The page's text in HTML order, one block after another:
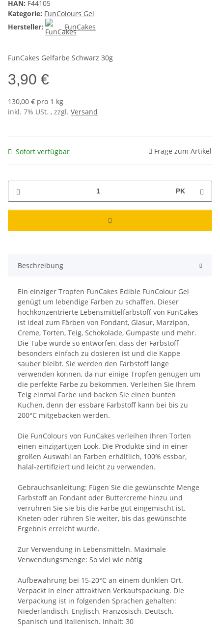
HAN: F44105
Kategorie: FunColours Gel
Hersteller:
FunCakes
FunCakes Gelfarbe Schwarz 30g
3,90 €
130,00 € pro 1 kg
inkl. 7% USt. , zzgl. Versand
Sofort verfügbar Frage zum Artikel
PK
Beschreibung
Ein einziger Tropfen FunCakes Edible FunColour Gel
genügt um lebendige Farben zu schaffen. Dieser
hochkonzentrierte Lebensmittelfarbstoff von FunCakes
ist ideal zum Färben von Fondant, Glasur, Marzipan,
Creme, Torten, Teig, Schokolade, Gumpaste und mehr.
Die Tube wurde so entworfen, dass der Farbstoff
besonders einfach zu dosieren ist und die Kappe
sauber bleibt. Sie werden den Farbstoff lange
verwenden können, da nur einige Tropfen genügen um
die perfekte Farbe zu bekommen. Verleihen Sie Ihrem
Teig einmal Farbe und backen Sie einen bunten
Kuchen, denn der essbare Farbstoff kann bei bis zu
200°C mitgebacken werden.
Die FunColours von FunCakes verleihen Ihren Torten
einen einzigartigen Look. Die Produkte sind in einer
großen Auswahl an Farben erhältlich, 100% essbar,
halal-zertifiziert und leicht zu verwenden.
Gebrauchsanleitung: Fügen Sie die gewünschte Menge
Farbstoff an Fondant oder Buttercreme hinzu und
verrühren Sie sie bis die Farbe gut eingemischt ist.
Kneten oder rühren Sie weiter, bis das gewünschte
Ergebnis erreicht wurde.
Zur Verwendung in Lebensmitteln. Maximale
Verwendungsmenge: So viel wie nötig
Aufbewahrung bei 15-20°C an einem dunklen Ort.
Verpackt in einer attraktiven Verkaufspackung. Die
Verpackung ist in folgenden Sprachen gehalten:
Niederländisch, Englisch, Französisch, Deutsch,
Spanisch und Italienisch. Inhalt: 30